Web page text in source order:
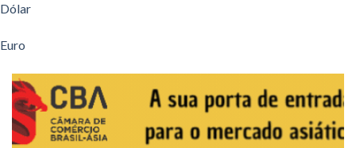
Dólar
Euro